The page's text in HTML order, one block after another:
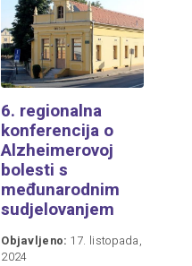
6. regionalna
konferencija o
Alzheimerovoj
bolesti s
međunarodnim
sudjelovanjem
Objavljeno: 17. listopada,
2024